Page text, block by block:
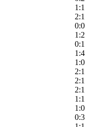
1:1
2:1
0:0
1:2
0:1
1:4
1:0
2:1
2:1
2:1
1:1
1:0
0:3